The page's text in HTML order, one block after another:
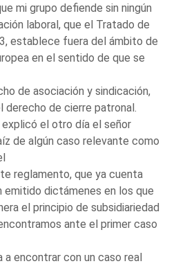
mi grupo defiende sin ningún
laboral, que el Tratado de
establece fuera del ámbito de
en el sentido de que se
de asociación y sindicación,
derecho de cierre patronal.
el otro día el señor
de algún caso relevante como
reglamento, que ya cuenta
emitido dictámenes en los que
el principio de subsidiariedad
ante el primer caso
encontrar con un caso real